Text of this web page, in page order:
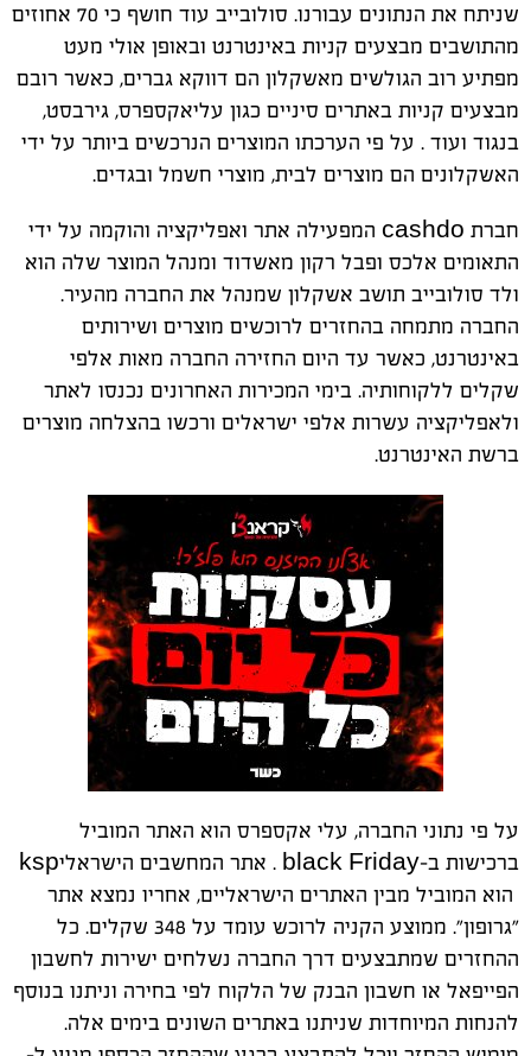
שניתח את הנתונים עבורנו. סולובייב עוד חושף כי 70 אחוזים
מהתושבים מבצעים קניות באינטרנט ובאופן אולי מעט
מפתיע רוב הגולשים מאשקלון הם דווקא גברים, כאשר רובם
מבצעים קניות באתרים סיניים כגון עליאקספרס, גירבסט,
בנגוד ועוד . על פי הערכתו המוצרים הנרכשים ביותר על ידי
האשקלונים הם מוצרים לבית, מוצרי חשמל ובגדים.
חברת cashdo המפעילה אתר ואפליקציה והוקמה על ידי
התאומים אלכס ופבל רקון מאשדוד ומנהל המוצר שלה הוא
ולד סולובייב תושב אשקלון שמנהל את החברה מהעיר.
החברה מתמחה בהחזרים לרוכשים מוצרים ושירותים
באינטרנט, כאשר עד היום החזירה החברה מאות אלפי
שקלים ללקוחותיה. בימי המכירות האחרונים נכנסו לאתר
ולאפליקציה עשרות אלפי ישראלים ורכשו בהצלחה מוצרים
ברשת האינטרנט.
על פי נתוני החברה, עלי אקספרס הוא האתר המוביל
ברכישות ב-black Friday . אתר המחשבים הישראליksp
הוא המוביל מבין האתרים הישראליים, אחריו נמצא אתר
"גרופון". ממוצע הקניה לרוכש עומד על 348 שקלים. כל
ההחזרים שמתבצעים דרך החברה נשלחים ישירות לחשבון
הפייפאל או חשבון הבנק של הלקוח לפי בחירה וניתנו בנוסף
להנחות המיוחדות שניתנו באתרים השונים בימים אלה.